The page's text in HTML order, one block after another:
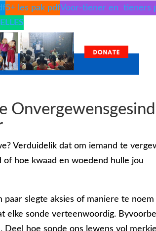
5+ les pak pdfVoor-tiener en tieners
Verduidelik dat om iemand te
hoe kwaad en woedend hulle jou
paar slegte aksies of maniere te noem
elke sonde verteenwoordig.
Deel hoe sonde ons lewens vol